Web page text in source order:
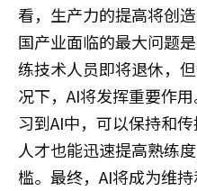
看，生产力的提高将创
国产业面临的最大问题
练技术人员即将退休，
况下，AI将发挥重要作
习到AI中，可以保持和
人才也能迅速提高熟练
槛。最终，AI将成为维